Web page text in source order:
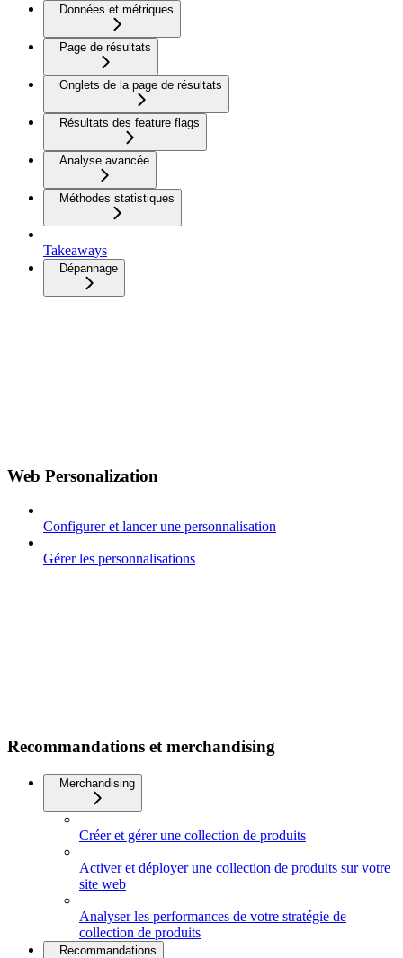
Données et métriques
Page de résultats
Onglets de la page de résultats
Résultats des feature flags
Analyse avancée
Méthodes statistiques
Takeaways
Dépannage
Web Personalization
Configurer et lancer une personnalisation
Gérer les personnalisations
Recommandations et merchandising
Merchandising
Créer et gérer une collection de produits
Activer et déployer une collection de produits sur votre
site web
Analyser les performances de votre stratégie de
collection de produits
Recommandations